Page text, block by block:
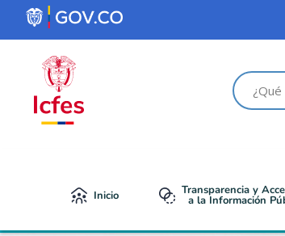
contenido
Inicio Transparencia y
a la Información